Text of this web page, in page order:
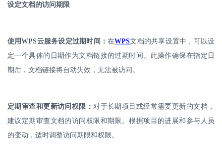
设定文档的访问期限
使用WPS云服务设定过期时间：在WPS文档的共享设置中，可以设
定一个具体的日期作为文档链接的过期时间。此操作确保在指定日
期后，文档链接将自动失效，无法被访问。
定期审查和更新访问权限： 对于长期项目或经常需要更新的文档，
建议定期审查文档的访问权限和期限。根据项目的进展和参与人员
的变动，适时调整访问期限和权限。